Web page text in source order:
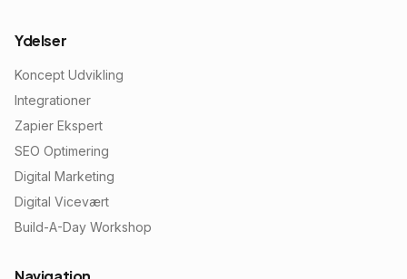
Ydelser
Koncept Udvikling
Integrationer
Zapier Ekspert
SEO Optimering
Digital Marketing
Digital Vicevært
Build-A-Day Workshop